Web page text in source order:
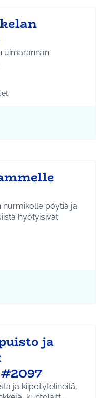
uimarannan
Liikunta ja
nurmikolle pöytiä ja
hyötyisivät
Ympäristö
ja
ja kiipeilytelineitä,